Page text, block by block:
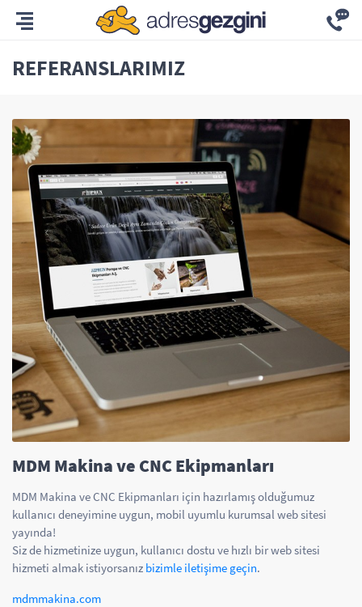
REFERANSLARIMIZ
MDM Makina ve CNC Ekipmanları
MDM Makina ve CNC Ekipmanları için hazırlamış olduğumuz
kullanıcı deneyimine uygun, mobil uyumlu kurumsal web sitesi
yayında!
Siz de hizmetinize uygun, kullanıcı dostu ve hızlı bir web sitesi
hizmeti almak istiyorsanız bizimle iletişime geçin.
mdmmakina.com